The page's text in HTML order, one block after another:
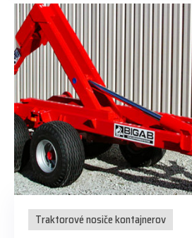
Traktorové nosiče kontajnerov